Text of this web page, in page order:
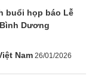
buổi họp báo Lễ
Dương
Nam 26/01/2026